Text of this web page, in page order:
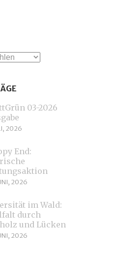
03-2026
2026
End:
2026
im Wald:
durch
und Lücken
2026